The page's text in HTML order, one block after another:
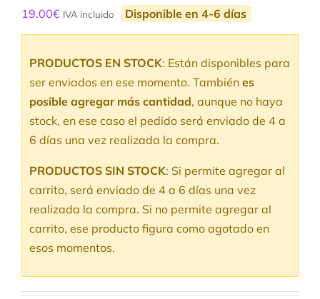
19.00€ IVA incluido Disponible en 4-6 días
PRODUCTOS EN STOCK: Están disponibles para
ser enviados en ese momento. También es
posible agregar más cantidad, aunque no haya
stock, en ese caso el pedido será enviado de 4 a
6 días una vez realizada la compra.
PRODUCTOS SIN STOCK: Si permite agregar al
carrito, será enviado de 4 a 6 días una vez
realizada la compra. Si no permite agregar al
carrito, ese producto figura como agotado en
esos momentos.